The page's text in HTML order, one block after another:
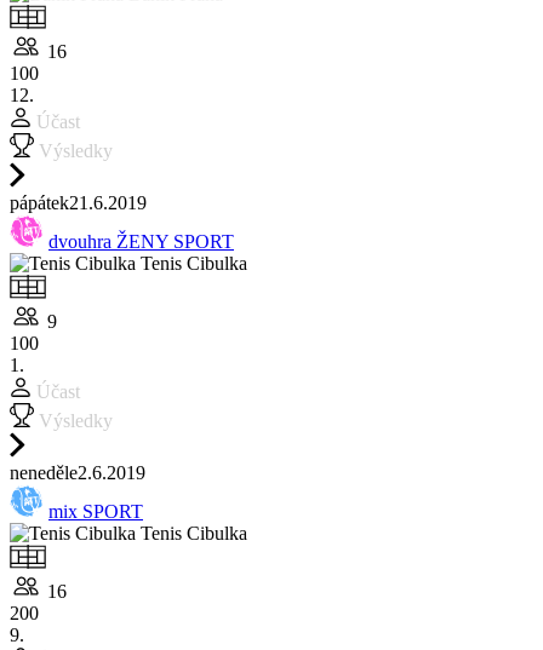
16
100
12.
Účast
Výsledky
pápátek21.6.2019
dvouhra ŽENY SPORT
Tenis Cibulka
9
100
1.
Účast
Výsledky
neneděle2.6.2019
mix SPORT
Tenis Cibulka
16
200
9.